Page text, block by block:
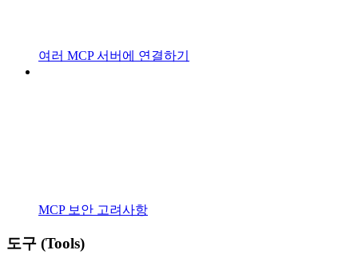
여러 MCP 서버에 연결하기
MCP 보안 고려사항
도구 (Tools)